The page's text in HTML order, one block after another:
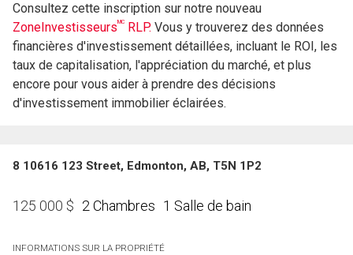
Consultez cette inscription sur notre nouveau
ZoneInvestisseursMC RLP. Vous y trouverez des données
financières d'investissement détaillées, incluant le ROI, les
taux de capitalisation, l'appréciation du marché, et plus
encore pour vous aider à prendre des décisions
d'investissement immobilier éclairées.
8 10616 123 Street, Edmonton, AB, T5N 1P2
125 000 $ 2 Chambres 1 Salle de bain
INFORMATIONS SUR LA PROPRIÉTÉ